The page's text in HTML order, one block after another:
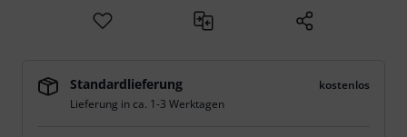
Standardlieferung
kostenlos
Lieferung in ca. 1-3 Werktagen